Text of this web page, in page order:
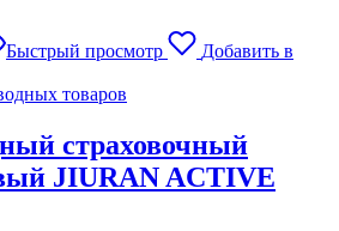
Быстрый просмотр
Добавить в
товаров
страховочный
JIURAN ACTIVE